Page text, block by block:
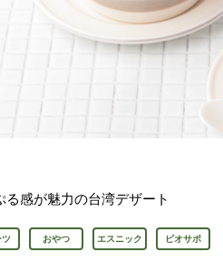
る感が魅力の台湾デザート
ツ おやつ エスニック ビオサポ